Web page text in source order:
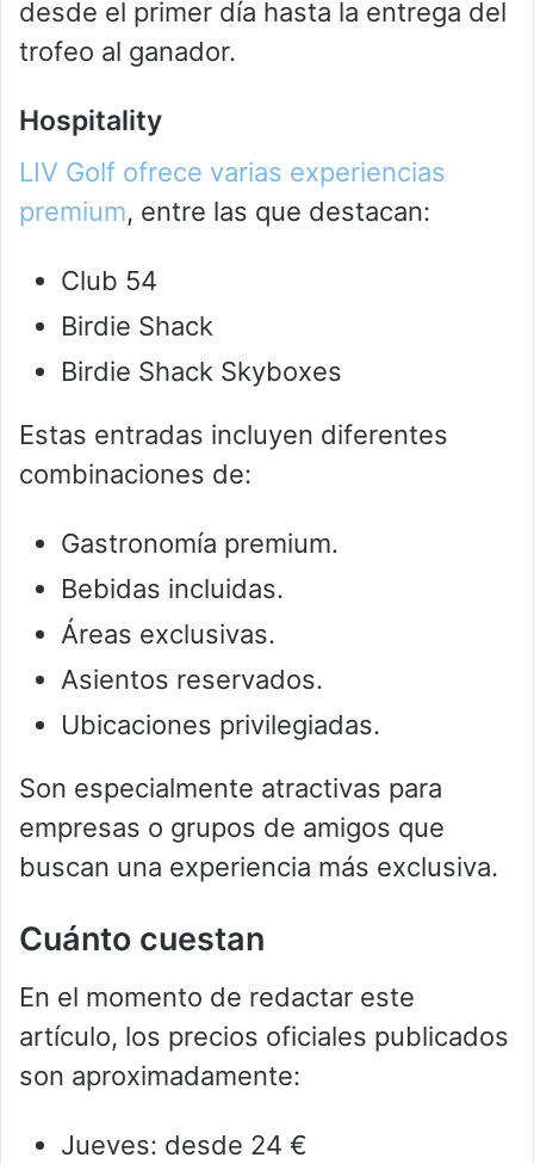
desde el primer día hasta la entrega del
trofeo al ganador.
Hospitality
LIV Golf ofrece varias experiencias
premium, entre las que destacan:
Club 54
Birdie Shack
Birdie Shack Skyboxes
Estas entradas incluyen diferentes
combinaciones de:
Gastronomía premium.
Bebidas incluidas.
Áreas exclusivas.
Asientos reservados.
Ubicaciones privilegiadas.
Son especialmente atractivas para
empresas o grupos de amigos que
buscan una experiencia más exclusiva.
Cuánto cuestan
En el momento de redactar este
artículo, los precios oficiales publicados
son aproximadamente:
Jueves: desde 24 €